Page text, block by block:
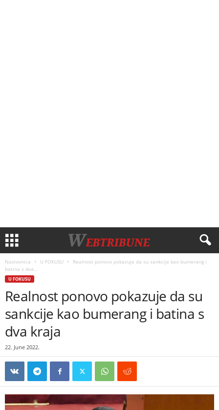
Naslovnica U FOKUSU
Realnost ponovo pokazuje da su sankcije kao bumerang i
batina s dva...
U FOKUSU
Realnost ponovo pokazuje da su
sankcije kao bumerang i batina s
dva kraja
22. June 2022.